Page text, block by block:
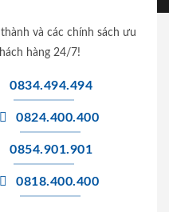
và các chính sách ưu
hàng 24/7!
0834.494.494
0824.400.400
0854.901.901
0818.400.400